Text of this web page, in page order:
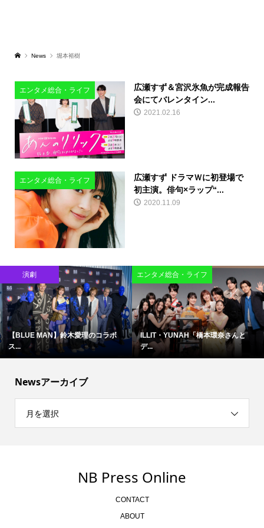
News 堀本裕樹
エンタメ総合・ライフ
広瀬すず＆宮沢氷魚が完成報告
会にてバレンタイン...
2021.02.16
エンタメ総合・ライフ
広瀬すず ドラマＷに初登場で
初主演。俳句×ラップ“...
2020.11.09
演劇
【BLUE MAN】鈴木愛理のコラボ
ス...
エンタメ総合・ライフ
ILLIT・YUNAH「橋本環奈さんと
デ...
Newsアーカイブ
月を選択
NB Press Online
CONTACT
ABOUT